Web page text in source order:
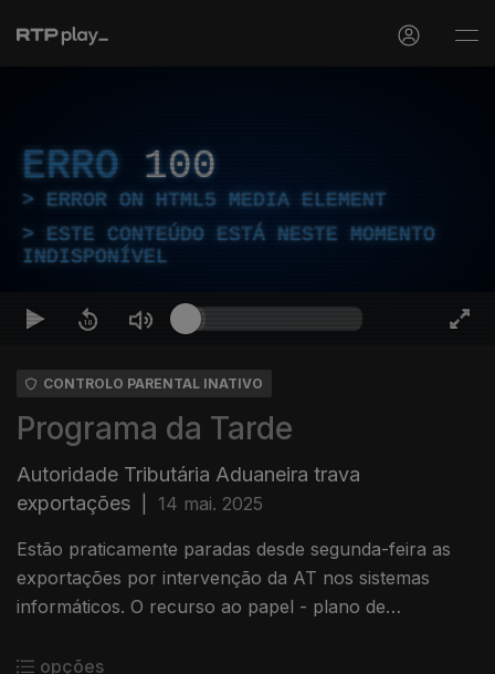
ERRO 100
ERROR ON HTML5 MEDIA ELEMENT
ESTE CONTEÚDO ESTÁ NESTE MOMENTO
INDISPONÍVEL
CONTROLO PARENTAL INATIVO
Programa da Tarde
Autoridade Tributária Aduaneira trava
exportações
14 mai. 2025
Estão praticamente paradas desde segunda-feira as
exportações por intervenção da AT nos sistemas
informáticos. O recurso ao papel - plano de
dos Despachantes Oficiais.
opções